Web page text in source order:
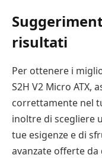
risultati
Per ottenere i
S2H V2 Micro ATX,
correttamente nel
inoltre di scegliere
tue esigenze e di
avanzate offerte da